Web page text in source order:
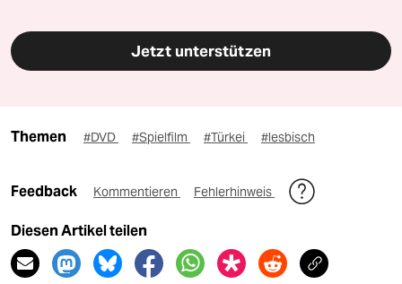
Jetzt unterstützen
Themen #DVD #Spielfilm #Türkei #lesbisch
Feedback Kommentieren Fehlerhinweis
Diesen Artikel teilen